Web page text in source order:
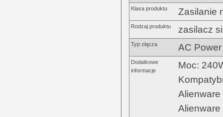
Klasa produktu Zasilanie
Rodzaj produktu zasilacz
Typ złącza AC Power
Dodatkowe
informacje
Moc: